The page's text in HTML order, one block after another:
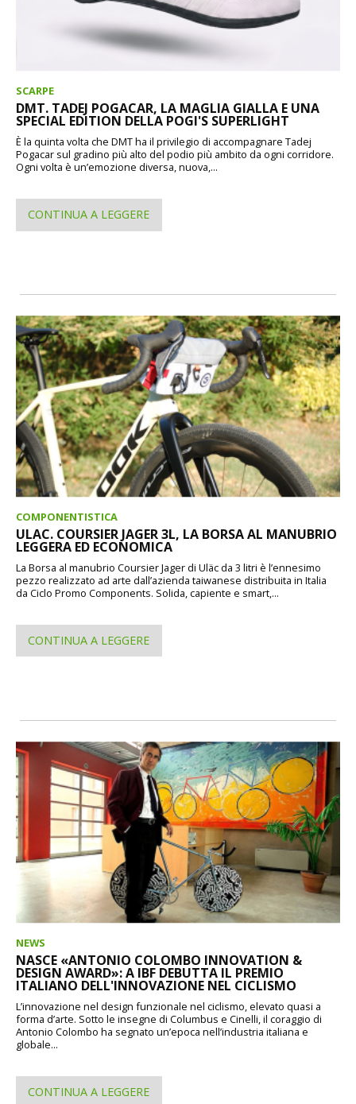
SCARPE
DMT. TADEJ POGACAR, LA MAGLIA GIALLA E UNA
SPECIAL EDITION DELLA POGI'S SUPERLIGHT
È la quinta volta che DMT ha il privilegio di accompagnare Tadej
Pogacar sul gradino più alto del podio più ambito da ogni corridore.
Ogni volta è un’emozione diversa, nuova,...
CONTINUA A LEGGERE
COMPONENTISTICA
ULAC. COURSIER JAGER 3L, LA BORSA AL MANUBRIO
LEGGERA ED ECONOMICA
La Borsa al manubrio Coursier Jager di Uläc da 3 litri è l’ennesimo
pezzo realizzato ad arte dall’azienda taiwanese distribuita in Italia
da Ciclo Promo Components. Solida, capiente e smart,...
CONTINUA A LEGGERE
NEWS
NASCE «ANTONIO COLOMBO INNOVATION &
DESIGN AWARD»: A IBF DEBUTTA IL PREMIO
ITALIANO DELL'INNOVAZIONE NEL CICLISMO
L’innovazione nel design funzionale nel ciclismo, elevato quasi a
forma d’arte. Sotto le insegne di Columbus e Cinelli, il coraggio di
Antonio Colombo ha segnato un’epoca nell’industria italiana e
globale...
CONTINUA A LEGGERE